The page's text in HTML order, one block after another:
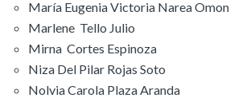
María Eugenia Victoria Narea Omon
Marlene Tello Julio
Mirna Cortes Espinoza
Niza Del Pilar Rojas Soto
Nolvia Carola Plaza Aranda